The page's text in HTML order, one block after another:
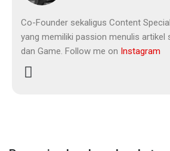
Co-Founder sekaligus Content
yang memiliki passion menulis artikel
dan Game. Follow me on Instagram